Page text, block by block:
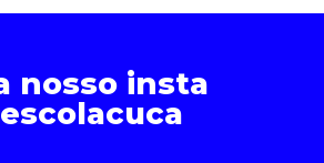
nosso insta